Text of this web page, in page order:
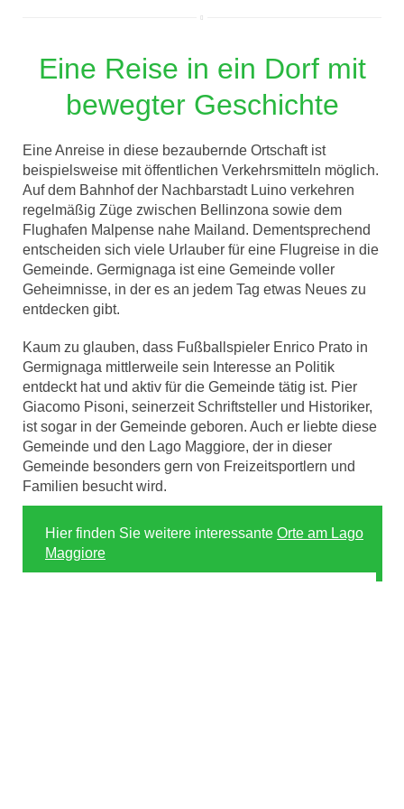
Eine Reise in ein Dorf mit
bewegter Geschichte
Eine Anreise in diese bezaubernde Ortschaft ist
beispielsweise mit öffentlichen Verkehrsmitteln möglich.
Auf dem Bahnhof der Nachbarstadt Luino verkehren
regelmäßig Züge zwischen Bellinzona sowie dem
Flughafen Malpense nahe Mailand. Dementsprechend
entscheiden sich viele Urlauber für eine Flugreise in die
Gemeinde. Germignaga ist eine Gemeinde voller
Geheimnisse, in der es an jedem Tag etwas Neues zu
entdecken gibt.
Kaum zu glauben, dass Fußballspieler Enrico Prato in
Germignaga mittlerweile sein Interesse an Politik
entdeckt hat und aktiv für die Gemeinde tätig ist. Pier
Giacomo Pisoni, seinerzeit Schriftsteller und Historiker,
ist sogar in der Gemeinde geboren. Auch er liebte diese
Gemeinde und den Lago Maggiore, der in dieser
Gemeinde besonders gern von Freizeitsportlern und
Familien besucht wird.
Hier finden Sie weitere interessante Orte am Lago
Maggiore